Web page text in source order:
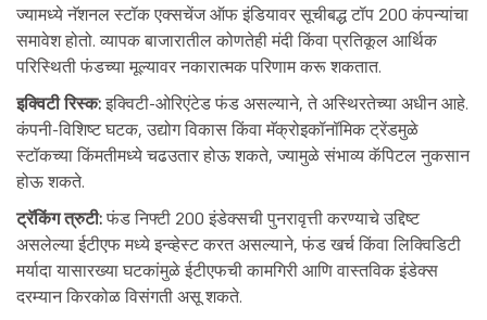
ज्यामध्ये नॅशनल स्टॉक एक्सचेंज ऑफ इंडियावर सूचीबद्ध टॉप 200 कंपन्यांचा
समावेश होतो. व्यापक बाजारातील कोणतेही मंदी किंवा प्रतिकूल आर्थिक
परिस्थिती फंडच्या मूल्यावर नकारात्मक परिणाम करू शकतात.
इक्विटी रिस्क: इक्विटी-ओरिएंटेड फंड असल्याने, ते अस्थिरतेच्या अधीन आहे.
कंपनी-विशिष्ट घटक, उद्योग विकास किंवा मॅक्रोइकॉनॉमिक ट्रेंडमुळे
स्टॉकच्या किंमतीमध्ये चढउतार होऊ शकते, ज्यामुळे संभाव्य कॅपिटल नुकसान
होऊ शकते.
ट्रॅकिंग त्रुटी: फंड निफ्टी 200 इंडेक्सची पुनरावृत्ती करण्याचे उद्दिष्ट
असलेल्या ईटीएफ मध्ये इन्व्हेस्ट करत असल्याने, फंड खर्च किंवा लिक्विडिटी
मर्यादा यासारख्या घटकांमुळे ईटीएफची कामगिरी आणि वास्तविक इंडेक्स
दरम्यान किरकोळ विसंगती असू शकते.